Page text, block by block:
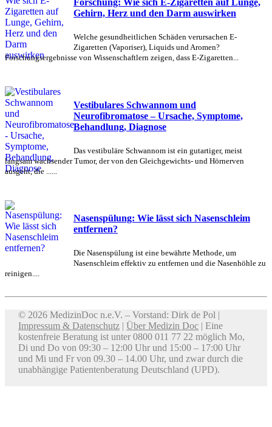
Forschung: Wie sich E-Zigaretten auf Lunge,
Gehirn, Herz und den Darm auswirken
Welche gesundheitlichen Schäden verursachen E-
Zigaretten (Vaporiser), Liquids und Aromen?
Forschungsergebnisse von Wissenschaftlern zeigen, dass E-Zigaretten...
Vestibulares Schwannom und
Neurofibromatose – Ursache, Symptome,
Behandlung, Diagnose
Das vestibuläre Schwannom ist ein gutartiger, meist
langsam wachsender Tumor, der von den Gleichgewichts- und Hörnerven
ausgeht, die ......
Nasenspülung: Wie lässt sich Nasenschleim
entfernen?
Die Nasenspülung ist eine bewährte Methode, um
Nasenschleim effektiv zu entfernen und die Nasenhöhle zu
reinigen....
© 2026 MedizinDoc n.e.V. – Vorstand: Dirk de Pol |
Impressum & Datenschutz | Über Medizin Doc | Eine
kostenfreie Beratung ist unter 0800 011 77 22 möglich Mo,
Di und Do von 09:30 – 12:00 Uhr und 15:00 – 17:00 Uhr
und Mi und Fr von 09.30 – 14.00 Uhr, und zwar durch die
unabhängige Patientenberatung Deutschland (UPD).